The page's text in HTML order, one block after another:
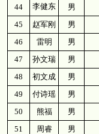
44
李健东 男
45
赵军刚 男
46
雷明 男
47
孙文瑞 男
48
初文成 男
49
付诗瑶 男
50
熊福 男
51
周睿 男